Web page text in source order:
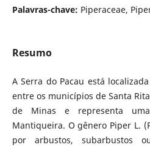
Palavras-chave: Piperaceae,
Resumo
A Serra do Pacau está
entre os municípios de Santa
de Minas e representa
Mantiqueira. O gênero Piper L.
por arbustos, subarbustos